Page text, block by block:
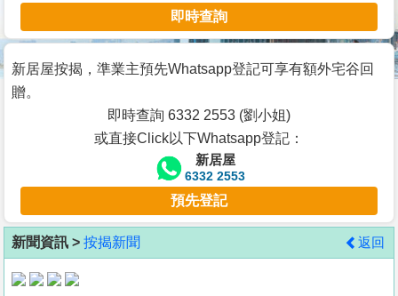
宅
谷
按
客
地
產
即時查詢
新居屋按揭，準業主預先Whatsapp登記可享有額外宅谷回
贈。
即時查詢 6332 2553 (劉小姐)
或直接Click以下Whatsapp登記：
新居屋
6332 2553
預先登記
新聞資訊 > 按揭新聞 返回